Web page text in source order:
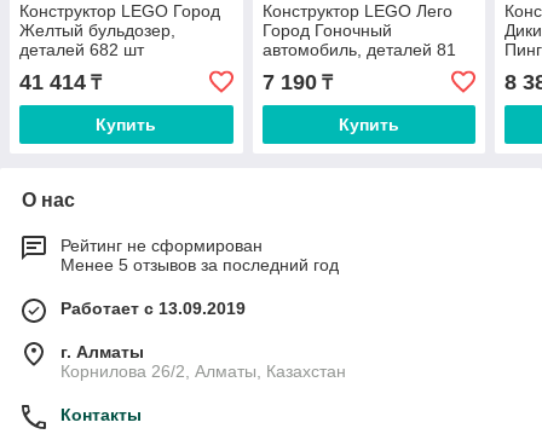
Конструктор LEGO Город
Желтый бульдозер,
деталей 682 шт
41 414 ₸
Купить
Конструктор LEGO Лего
Город Гоночный
автомобиль, деталей 81
7 190₸
Купить
8
О нас
Рейтинг не сформирован
Менее 5 отзывов за последний год
Работает с 13.09.2019
г. Алматы
Корнилова 26/2, Алматы, Казахстан
Контакты